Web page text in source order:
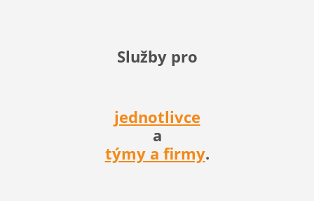
Služby pro
jednotlivce
a
týmy a firmy.